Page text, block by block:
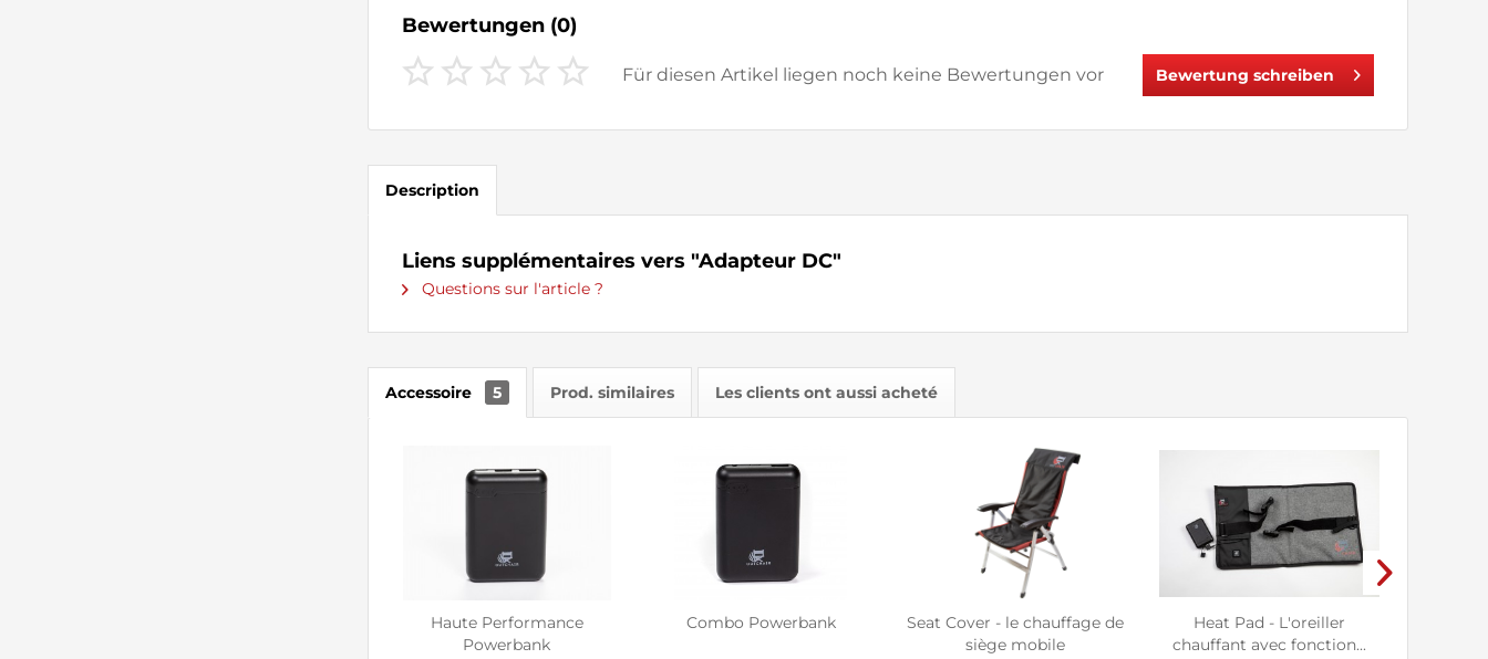
Bewertungen (0)
Für diesen Artikel liegen noch keine Bewertungen vor Bewertung schreiben
Description
Liens supplémentaires vers "Adapteur DC"
Questions sur l'article ?
Accessoire 5 Prod. similaires Les clients ont aussi acheté
Haute Performance
Powerbank
Combo Powerbank
Seat Cover - le chauffage de
siège mobile
Heat Pad - L'oreiller
chauffant avec fonction...